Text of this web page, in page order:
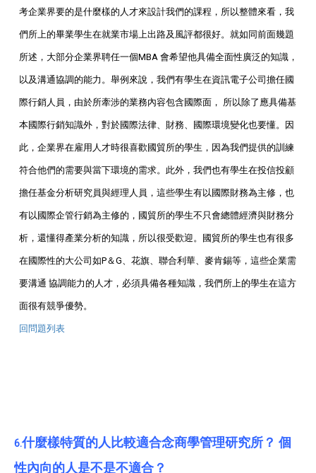
考企業界要的是什麼樣的人才來設計我們的課程，所以整體來看，我
們所上的畢業學生在就業市場上出路及風評都很好。就如同前面幾題
所述，大部分企業界聘任一個MBA 會希望他具備全面性廣泛的知識，
以及溝通協調的能力。舉例來說，我們有學生在資訊電子公司擔任國
際行銷人員，由於所牽涉的業務內容包含國際面， 所以除了應具備基
本國際行銷知識外，對於國際法律、財務、國際環境變化也要懂。因
此，企業界在雇用人才時很喜歡國貿所的學生，因為我們提供的訓練
符合他們的需要與當下環境的需求。此外，我們也有學生在投信投顧
擔任基金分析研究員與經理人員，這些學生有以國際財務為主修，也
有以國際企管行銷為主修的，國貿所的學生不只會總體經濟與財務分
析，還懂得產業分析的知識，所以很受歡迎。國貿所的學生也有很多
在國際性的大公司如P＆G、花旗、聯合利華、麥肯錫等，這些企業需
要溝通 協調能力的人才，必須具備各種知識，我們所上的學生在這方
面很有競爭優勢。
回問題列表
6.什麼樣特質的人比較適合念商學管理研究所？ 個
性內向的人是不是不適合？